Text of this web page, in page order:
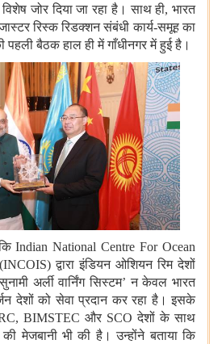
जोर दिया जा रहा है। साथ ही, भारत
रिस्क रिडक्शन संबंधी कार्य-समूह का
पहली बैठक हाल ही में गाँधीनगर में हुई है।
Indian National Centre For Ocean
द्वारा इंडियन ओशियन रिम देशों
अर्ली वार्निंग सिस्टम’ न केवल भारत
देशों को सेवा प्रदान कर रहा है। इसके
BIMSTEC और SCO देशों के साथ
की मेजबानी भी की है। उन्होंने बताया कि